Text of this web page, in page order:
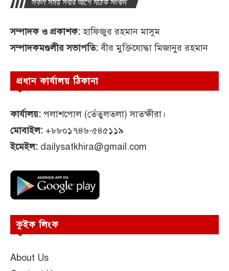
সম্পাদক ও প্রকাশক:হাফিজুর রহমান মাসুম
সম্পাদকমণ্ডলীর সভাপতি:বীর মুক্তিযোদ্ধা মিজানুর রহমান
প্রধান কার্যালয় ঠিকানা
কার্যালয়: পলাশপোল (তেঁতুলতলা) সাতক্ষীরা।
মোবাইল: +৮৮০১৭৪৬-৫৪৫১১৯
ইমেইল: dailysatkhira@gmail.com
কুইক লিংক
About Us